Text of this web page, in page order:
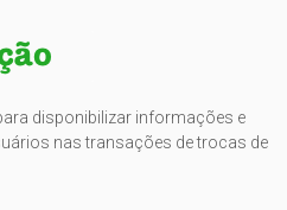
disponibilizar informações e
nas transações de trocas de